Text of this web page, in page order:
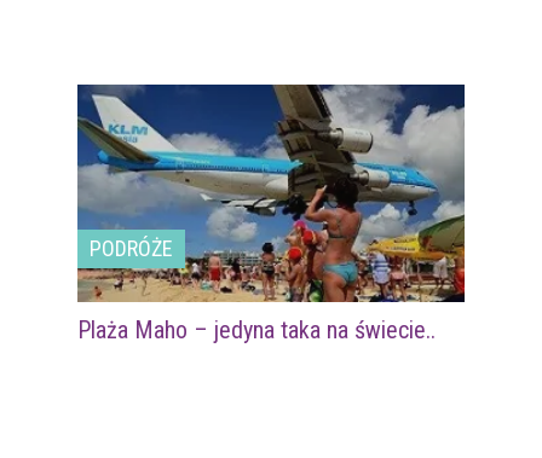
PODRÓŻE
Plaża Maho – jedyna taka na świecie..